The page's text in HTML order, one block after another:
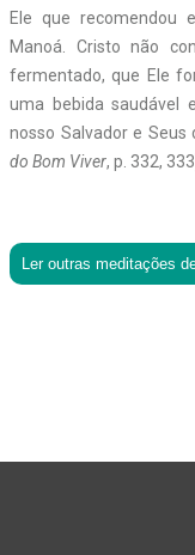
Ele que recomendou
Manoá. Cristo não
fermentado, que Ele
uma bebida saudável
nosso Salvador e
do Bom Viver, p. 332,
Ler outras meditações